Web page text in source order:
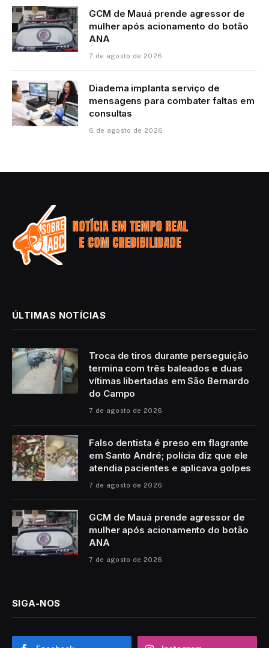
GCM de Mauá prende agressor de
mulher após acionamento do botão
ANA
7 de agosto de 2026
Diadema implanta serviço de
mensagens para combater faltas em
consultas
6 de agosto de 2026
ÚLTIMAS NOTÍCIAS
Troca de tiros durante perseguição
termina com três baleados e duas
vítimas libertadas em São Bernardo
do Campo
7 de agosto de 2026
Falso dentista é preso em flagrante
em Santo André; polícia diz que ele
atendia pacientes e aplicava golpes
7 de agosto de 2026
GCM de Mauá prende agressor de
mulher após acionamento do botão
ANA
7 de agosto de 2026
SIGA-NOS